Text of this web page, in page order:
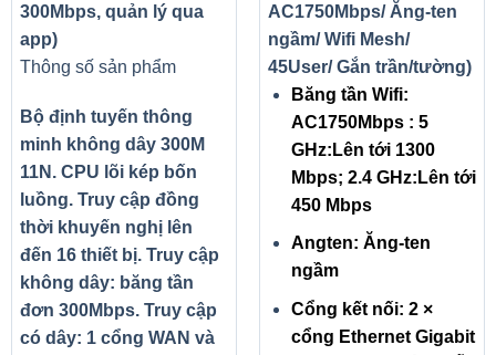
300Mbps, quản lý qua
app)
Thông số sản phẩm
Bộ định tuyến thông
minh không dây 300M
11N. CPU lõi kép bốn
luồng. Truy cập đồng
thời khuyến nghị lên
đến 16 thiết bị. Truy cập
không dây: băng tần
đơn 300Mbps. Truy cập
có dây: 1 cổng WAN và
AC1750Mbps/ Ăng-ten
ngầm/ Wifi Mesh/
45User/ Gắn trần/tường)
Băng tần Wifi:
AC1750Mbps : 5
GHz:Lên tới 1300
Mbps; 2.4 GHz:Lên tới
450 Mbps
Angten: Ăng-ten
ngầm
Cổng kết nối: 2 ×
cổng Ethernet Gigabit